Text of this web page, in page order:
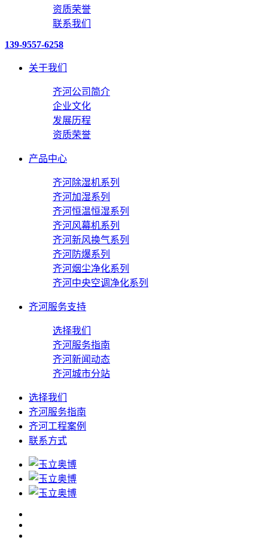
资质荣誉
联系我们
139-9557-6258
关于我们
齐河公司简介
企业文化
发展历程
资质荣誉
产品中心
齐河除湿机系列
齐河加湿系列
齐河恒温恒湿系列
齐河风幕机系列
齐河新风换气系列
齐河防爆系列
齐河烟尘净化系列
齐河中央空调净化系列
齐河服务支持
选择我们
齐河服务指南
齐河新闻动态
齐河城市分站
选择我们
齐河服务指南
齐河工程案例
联系方式